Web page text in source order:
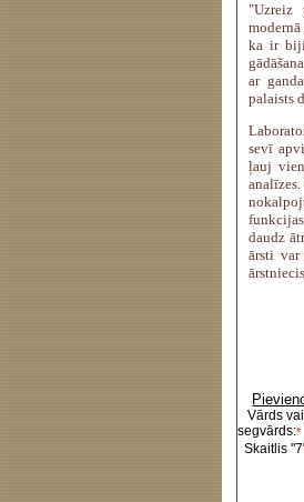
"Uzreiz
modernā
ka ir
ar
palaists
sevī
ļauj
daudz
ārsti
Vārds vai
segvārds:*
Skaitlis